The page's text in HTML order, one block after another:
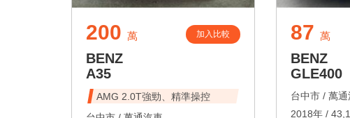
200 萬 加入比較
BENZ
A35
AMG 2.0T強勁、精準操控
87 萬
BENZ
GLE400
台中市 / 萬通
2018年 /